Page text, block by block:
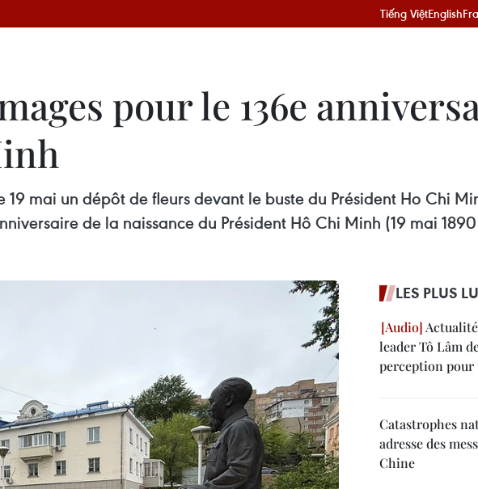
Tiếng ViệtEnglish
pour le 136e
mai un dépôt de fleurs devant le buste du Président Ho Chi
de la naissance du Président Hô Chi Minh (19 mai
LES PLUS
leader Tô Lâm
perception pour
Catastrophes
adresse des
Chine